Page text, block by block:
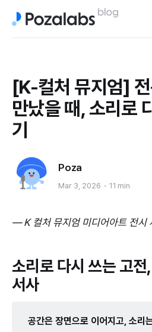
[K-컬처 뮤지엄]
만났을 때, 소리로
기
Poza
Mar 3, 2026 11 min
— K 컬처 뮤지엄 미디어아트 전시
소리로 다시 쓰는 고
서사
공간은 장면으로 이어지고, 소리